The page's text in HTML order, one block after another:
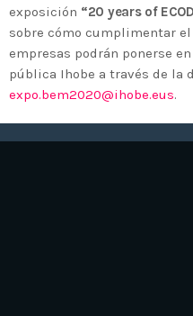
exposición “20 years of
sobre cómo cumplimentar
empresas podrán ponerse
pública Ihobe a través de la
expo.bem2020@ihobe.eus.